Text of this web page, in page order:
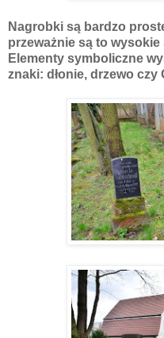
Nagrobki są bardzo
przeważnie są to
Elementy symboliczne
znaki: dłonie, drzewo czy